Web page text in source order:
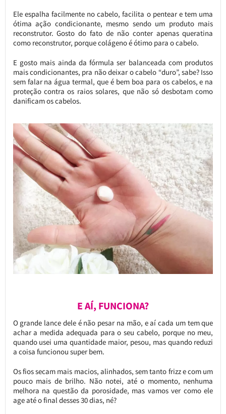
Ele espalha facilmente no cabelo, facilita o pentear e tem uma
ótima ação condicionante, mesmo sendo um produto mais
reconstrutor. Gosto do fato de não conter apenas queratina
como reconstrutor, porque colágeno é ótimo para o cabelo.
E gosto mais ainda da fórmula ser balanceada com produtos
mais condicionantes, pra não deixar o cabelo “duro”, sabe? Isso
sem falar na água termal, que é bem boa para os cabelos, e na
proteção contra os raios solares, que não só desbotam como
danificam os cabelos.
E AÍ, FUNCIONA?
O grande lance dele é não pesar na mão, e aí cada um tem que
achar a medida adequada para o seu cabelo, porque no meu,
quando usei uma quantidade maior, pesou, mas quando reduzi
a coisa funcionou super bem.
Os fios secam mais macios, alinhados, sem tanto frizz e com um
pouco mais de brilho. Não notei, até o momento, nenhuma
melhora na questão da porosidade, mas vamos ver como ele
age até o final desses 30 dias, né?